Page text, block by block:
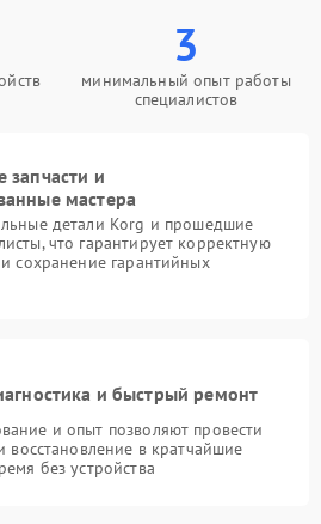
3
минимальный опыт работы
специалистов
запчасти и
мастера
детали Korg и прошедшие
что гарантирует корректную
сохранение гарантийных
и быстрый ремонт
и опыт позволяют провести
восстановление в кратчайшие
без устройства